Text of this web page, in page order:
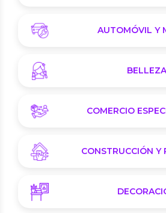
AUTOMÓVIL Y
BELLEZA
COMERCIO
CONSTRUCCIÓN Y